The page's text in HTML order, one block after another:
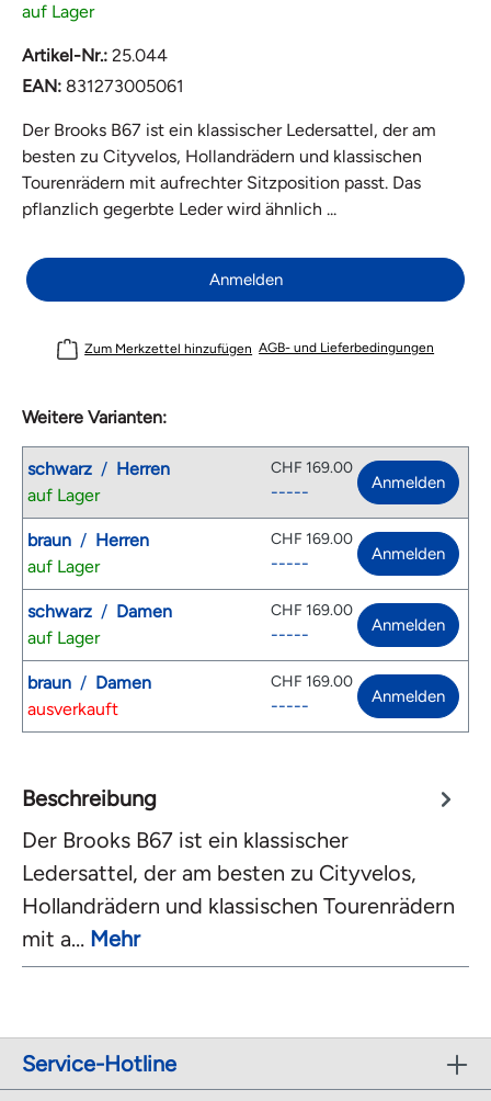
auf Lager
Artikel-Nr.: 25.044
EAN: 831273005061
Der Brooks B67 ist ein klassischer Ledersattel, der am
besten zu Cityvelos, Hollandrädern und klassischen
Tourenrädern mit aufrechter Sitzposition passt. Das
pflanzlich gegerbte Leder wird ähnlich ...
Anmelden
Zum Merkzettel hinzufügen AGB- und Lieferbedingungen
Weitere Varianten:
schwarz / Herren
auf Lager
CHF 169.00
----- Anmelden
braun / Herren
auf Lager
CHF 169.00
----- Anmelden
schwarz / Damen
auf Lager
CHF 169.00
----- Anmelden
braun / Damen
ausverkauft
CHF 169.00
----- Anmelden
Beschreibung
Der Brooks B67 ist ein klassischer
Ledersattel, der am besten zu Cityvelos,
Hollandrädern und klassischen Tourenrädern
mit a… Mehr
Service-Hotline